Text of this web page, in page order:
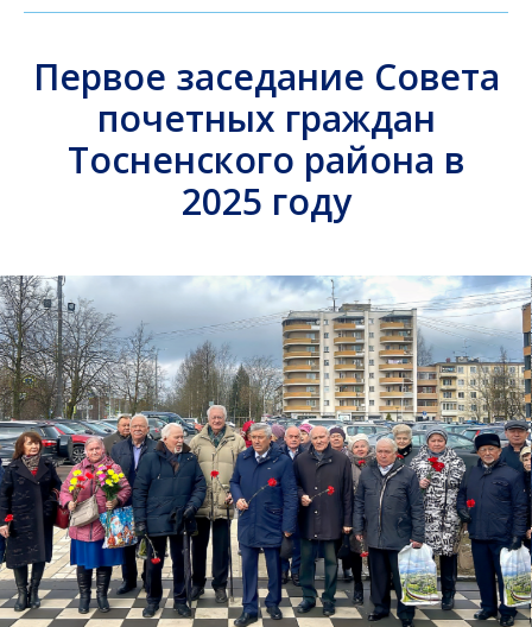
Первое заседание Совета
почетных граждан
Тосненского района в
2025 году